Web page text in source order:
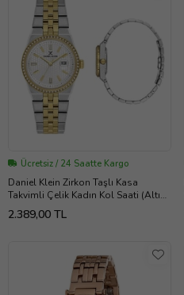
Ücretsiz / 24 Saatte Kargo
Daniel Klein Zirkon Taşlı Kasa
Takvimli Çelik Kadın Kol Saati (Altın-
Gümüş)
2.389,00 TL